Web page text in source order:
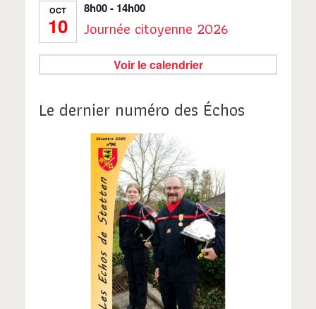
OCT
10
8h00- 14h00
Journée citoyenne 2026
Voir le calendrier
Le dernier numéro des Échos